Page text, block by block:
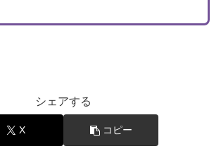
シェアする
X コピー